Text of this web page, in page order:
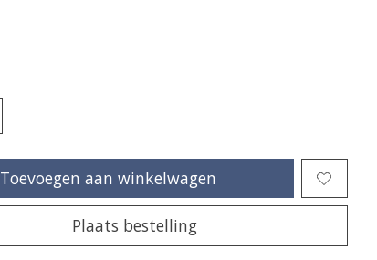
Toevoegen aan winkelwagen
Plaats bestelling